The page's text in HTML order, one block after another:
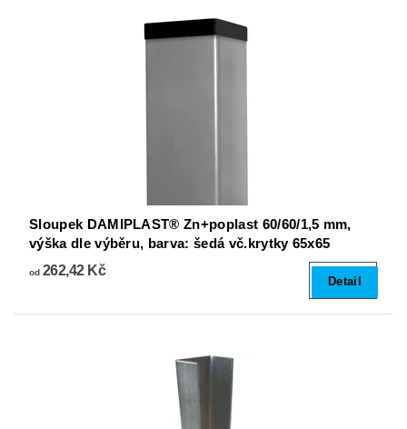
Sloupek DAMIPLAST® Zn+poplast 60/60/1,5 mm,
výška dle výběru, barva: šedá vč.krytky 65x65
od262,42 Kč
Detail